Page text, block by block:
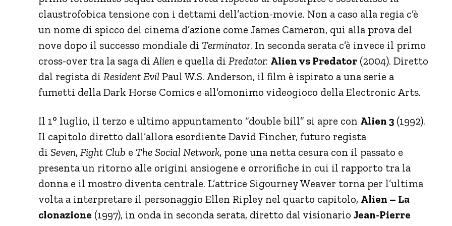
claustrofobica tensione con i dettami dell’action-movie. Non a caso alla regia c’è
un nome di spicco del cinema d’azione come James Cameron, qui alla prova del
nove dopo il successo mondiale di Terminator. In seconda serata c’è invece il primo
cross-over tra la saga diAlien e quella di Predator: Alien vs Predator (2004). Diretto
dal regista di Resident Evil Paul W.S. Anderson, il film è ispirato a una serie a
fumetti della Dark Horse Comics e all’omonimo videogioco della Electronic Arts.
Il 1° luglio, il terzo e ultimo appuntamento “double bill” si apre con Alien 3 (1992).
Il capitolo diretto dall’allora esordiente David Fincher, futuro regista
di Seven, Fight Club e The Social Network, pone una netta cesura con il passato e
presenta un ritorno alle origini ansiogene e orrorifiche in cui il rapporto tra la
donna e il mostro diventa centrale. L’attrice Sigourney Weaver torna per l’ultima
volta a interpretare il personaggio Ellen Ripley nel quarto capitolo, Alien – La
clonazione (1997), in onda in seconda serata, diretto dal visionario Jean-Pierre